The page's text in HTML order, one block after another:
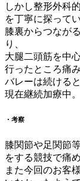
しかし整形外科
を丁寧に探ってい
膝裏からつなが
り、
大腿二頭筋を中
行ったところ痛
バレーは続ける
現在継続加療中。
・考察
膝関節や足関節
をする競技で痛
また今回のお客